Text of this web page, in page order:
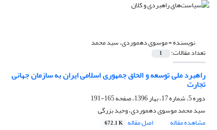
نویسنده =موسوی دهموردی، سید محمد
تعداد مقالات: 1
راهبرد ملی توسعه و الحاق جمهوری اسلامی ایران به سازمان جهانی
تجارت
دوره 5، شماره 17، بهار 1396، صفحه
165-191
سید محمد موسوی دهموردی، وحید بزرگی
مشاهده مقاله
اصل مقاله 672.1 K